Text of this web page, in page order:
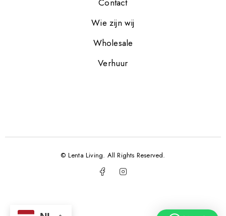
Wie zijn wij
Wholesale
Verhuur
© Lenta Living. All Rights Reserved.